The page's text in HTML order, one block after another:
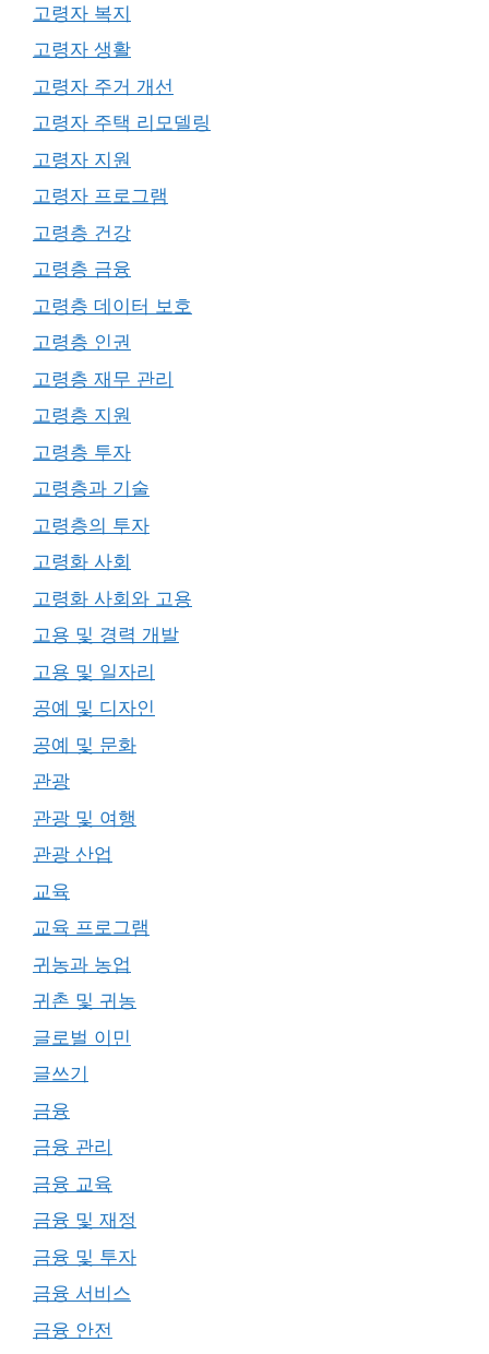
고령자 복지
고령자 생활
고령자 주거 개선
고령자 주택 리모델링
고령자 지원
고령자 프로그램
고령층 건강
고령층 금융
고령층 데이터 보호
고령층 인권
고령층 재무 관리
고령층 지원
고령층 투자
고령층과 기술
고령층의 투자
고령화 사회
고령화 사회와 고용
고용 및 경력 개발
고용 및 일자리
공예 및 디자인
공예 및 문화
관광
관광 및 여행
관광 산업
교육
교육 프로그램
귀농과 농업
귀촌 및 귀농
글로벌 이민
글쓰기
금융
금융 관리
금융 교육
금융 및 재정
금융 및 투자
금융 서비스
금융 안전